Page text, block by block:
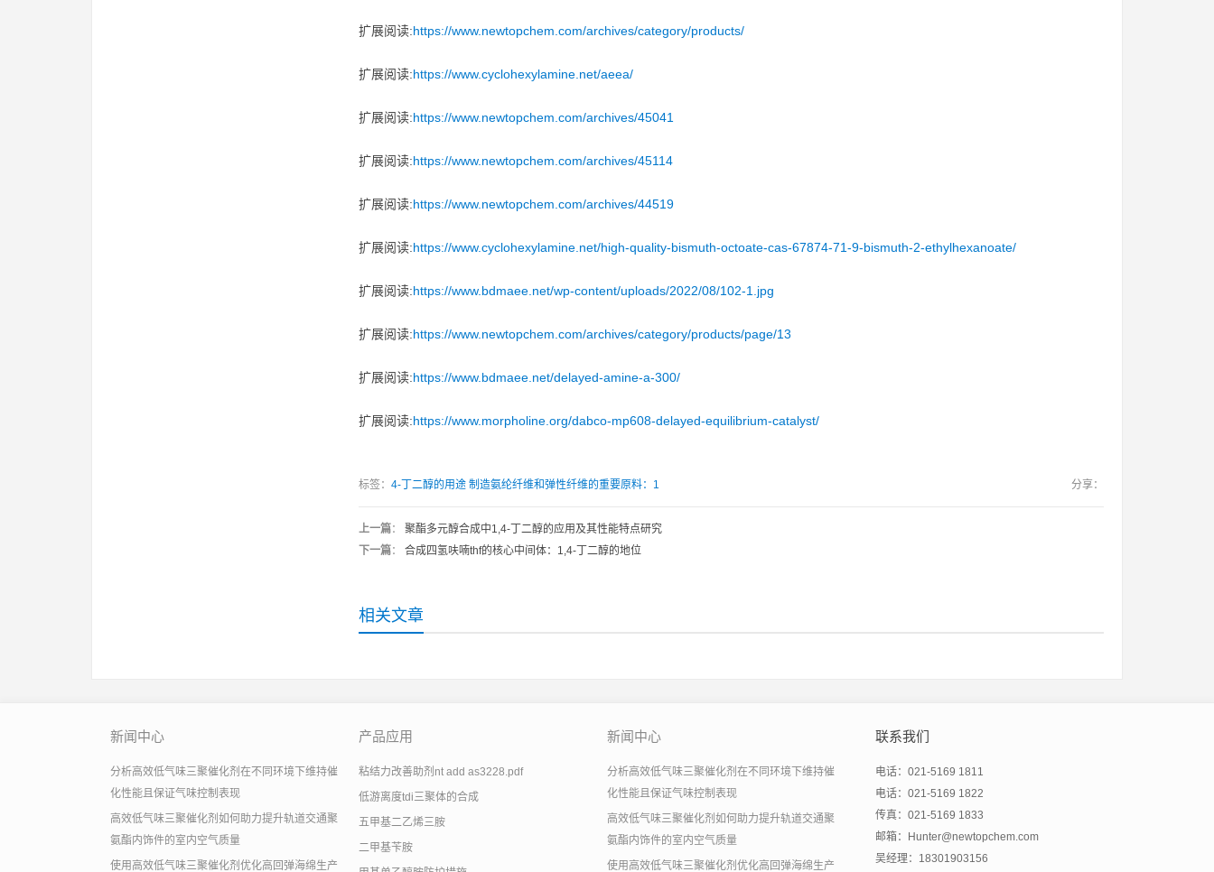
扩展阅读:https://www.newtopchem.com/archives/category/products/
扩展阅读:https://www.cyclohexylamine.net/aeea/
扩展阅读:https://www.newtopchem.com/archives/45041
扩展阅读:https://www.newtopchem.com/archives/45114
扩展阅读:https://www.newtopchem.com/archives/44519
扩展阅读:https://www.cyclohexylamine.net/high-quality-bismuth-octoate-cas-67874-71-9-bismuth-2-ethylhexanoate/
扩展阅读:https://www.bdmaee.net/wp-content/uploads/2022/08/102-1.jpg
扩展阅读:https://www.newtopchem.com/archives/category/products/page/13
扩展阅读:https://www.bdmaee.net/delayed-amine-a-300/
扩展阅读:https://www.morpholine.org/dabco-mp608-delayed-equilibrium-catalyst/
标签： 4-丁二醇的用途 制造氨纶纤维和弹性纤维的重要原料：1 分享：
上一篇： 聚酯多元醇合成中1,4-丁二醇的应用及其性能特点研究
下一篇： 合成四氢呋喃thf的核心中间体：1,4-丁二醇的地位
相关文章
新闻中心
分析高效低气味三聚催化剂在不同环境下维持催
化性能且保证气味控制表现
高效低气味三聚催化剂如何助力提升轨道交通聚
氨酯内饰件的室内空气质量
使用高效低气味三聚催化剂优化高回弹海绵生产
产品应用
粘结力改善助剂nt add as3228.pdf
低游离度tdi三聚体的合成
五甲基二乙烯三胺
二甲基苄胺
新闻中心
分析高效低气味三聚催化剂在不同环境下维持催
化性能且保证气味控制表现
高效低气味三聚催化剂如何助力提升轨道交通聚
氨酯内饰件的室内空气质量
使用高效低气味三聚催化剂优化高回弹海绵生产
联系我们
电话：021-5169 1811
电话：021-5169 1822
传真：021-5169 1833
邮箱：Hunter@newtopchem.com
吴经理：18301903156